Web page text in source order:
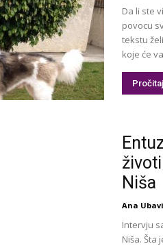
Da li ste
povocu
tekstu
koje će
Niša
Ana
Intervju
Niša. Šta